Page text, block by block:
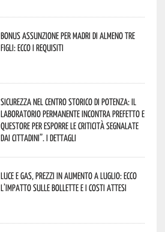
Bonus assunzione per madri di almeno tre
figli: ecco i requisiti
Sicurezza nel Centro Storico di Potenza: il
Laboratorio Permanente incontra Prefetto e
Questore per esporre le criticità segnalate
dai cittadini”. I dettagli
Luce e gas, prezzi in aumento a luglio: ecco
l’impatto sulle bollette e i costi attesi